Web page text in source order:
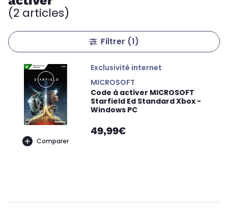
(2 articles)
Filtrer (1)
Comparer
Exclusivité internet
MICROSOFT
Code à activer MICROSOFT
Starfield Ed Standard Xbox -
Windows PC
49,99€